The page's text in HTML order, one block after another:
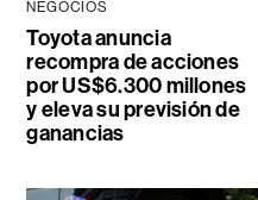
NEGOCIOS
Toyota anuncia
recompra de acciones
por US$6.300 millones
y eleva su previsión de
ganancias